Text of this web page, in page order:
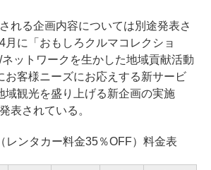
れる企画内容については別途発表さ
月に「おもしろクルマコレクショ
ットワークを生かした地域貢献活動
お客様ニーズにお応えする新サービ
域観光を盛り上げる新企画の実施
表されている。
レンタカー料金35％OFF）料金表